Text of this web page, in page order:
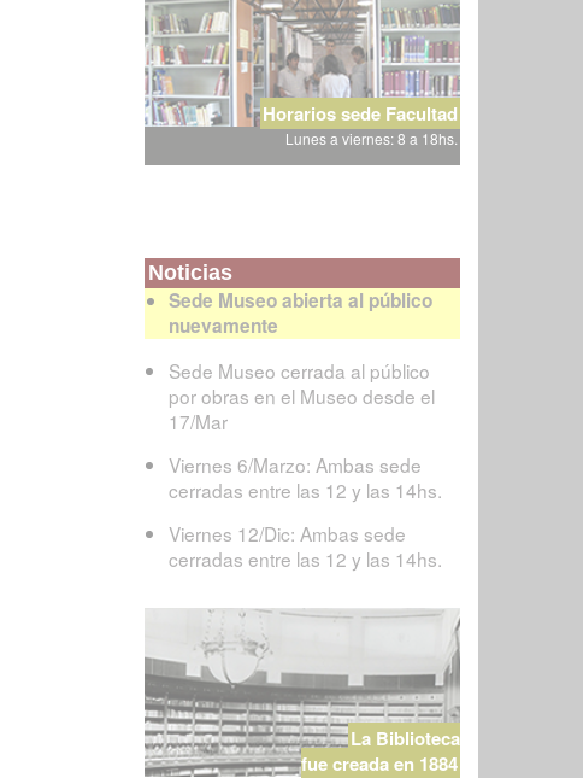
Horarios sede Facultad
Lunes a viernes: 8 a 18hs.
Noticias
Sede Museo abierta al público
nuevamente
Sede Museo cerrada al público
por obras en el Museo desde el
17/Mar
Viernes 6/Marzo: Ambas sede
cerradas entre las 12 y las 14hs.
Viernes 12/Dic: Ambas sede
cerradas entre las 12 y las 14hs.
La Biblioteca
fue creada en 1884